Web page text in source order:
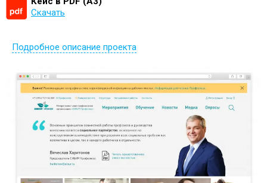
Скачать
Подробное описание проекта